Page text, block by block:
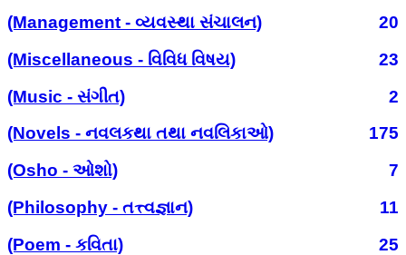
(Management - વ્યવસ્થા સંચાલન)
20
(Miscellaneous - વિવિધ વિષય)
23
(Music - સંગીત)
2
(Novels - નવલકથા તથા નવલિકાઓ)
175
(Osho - ઓશો)
7
(Philosophy - તત્ત્વજ્ઞાન)
11
(Poem - કવિતા)
25